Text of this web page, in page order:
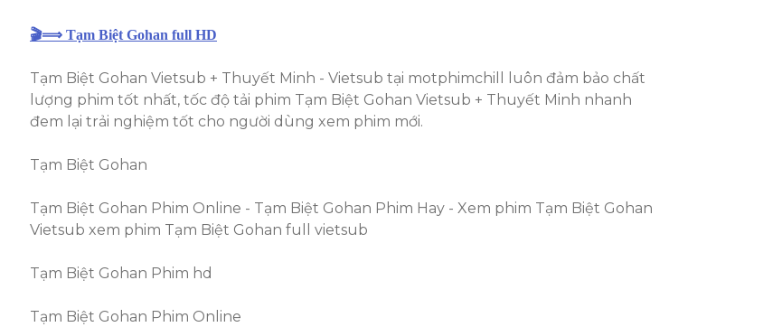
🎬⟹ Tạm Biệt Gohan full HD
Tạm Biệt Gohan Vietsub + Thuyết Minh - Vietsub tại motphimchill luôn đảm bảo chất
lượng phim tốt nhất, tốc độ tải phim Tạm Biệt Gohan Vietsub + Thuyết Minh nhanh
đem lại trải nghiệm tốt cho người dùng xem phim mới.
Tạm Biệt Gohan
Tạm Biệt Gohan Phim Online - Tạm Biệt Gohan Phim Hay - Xem phim Tạm Biệt Gohan
Vietsub xem phim Tạm Biệt Gohan full vietsub
Tạm Biệt Gohan Phim hd
Tạm Biệt Gohan Phim Online